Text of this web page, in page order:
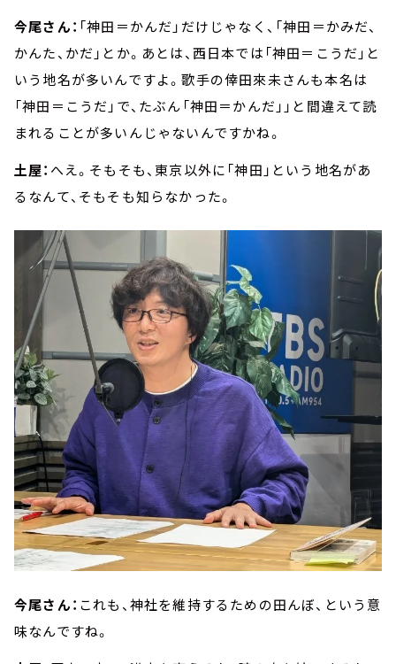
今尾さん： 「神田＝かんだ」だけじゃなく、「神田＝かみだ、
かんた、かだ」とか。あとは、西日本では「神田＝こうだ」と
いう地名が多いんですよ。歌手の倖田來未さんも本名は
「神田＝こうだ」で、たぶん「神田＝かんだ」」と間違えて読
まれることが多いんじゃないんですかね。
土屋： へえ。そもそも、東京以外に「神田」という地名があ
るなんて、そもそも知らなかった。
今尾さん： これも、神社を維持するための田んぼ、という意
味なんですね。